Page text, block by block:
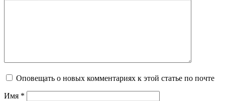
Оповещать о новых комментариях к этой статье по почте
Имя *